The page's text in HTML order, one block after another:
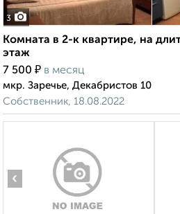
3
Комната в 2-к квартире, на
этаж
7 500 ₽ в месяц
мкр. Заречье, Декабристов 10
Собственник, 18.08.2022
‹